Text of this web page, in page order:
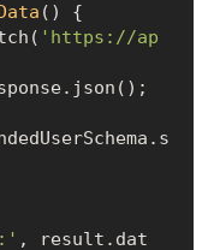
( ) {
'https://ap
:' , result.dat